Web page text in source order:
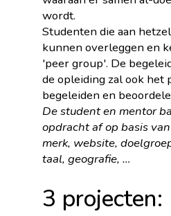
wordt.
Studenten die aan
kunnen overleggen en
'peer group'. De
de opleiding zal ook het
begeleiden en
De student en mentor
opdracht af op basis
merk, website,
taal, geografie, …
3 projecten: